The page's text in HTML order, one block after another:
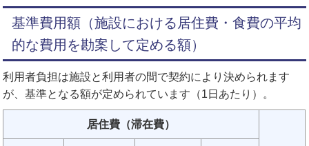
基準費用額（施設における居住費・食費の平均
的な費用を勘案して定める額）
利用者負担は施設と利用者の間で契約により決められます
が、基準となる額が定められています（1日あたり）。
居住費（滞在費）